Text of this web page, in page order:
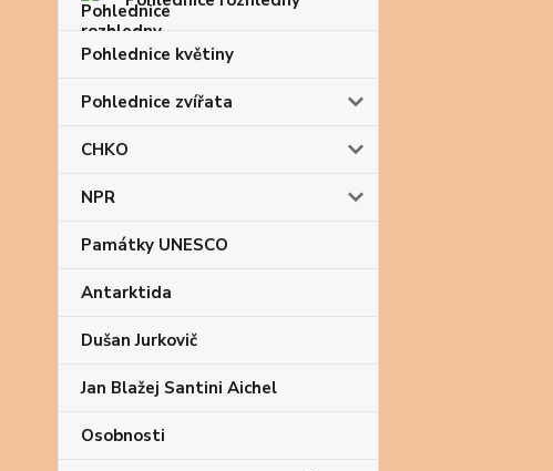
Pohlednice květiny
Pohlednice zvířata
CHKO
NPR
Památky UNESCO
Antarktida
Dušan Jurkovič
Jan Blažej Santini Aichel
Osobnosti